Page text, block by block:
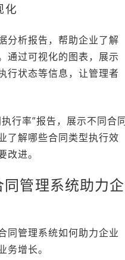
化
分析报告，帮助企业了解
通过可视化的图表，展示
行状态等信息，让管理者
行率”报告，展示不同合
了解哪些合同类型执行效
进。
管理系统助力企
同管理系统如何助力企业
增长。